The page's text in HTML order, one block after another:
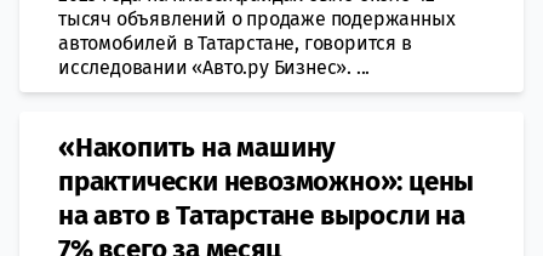
тысяч объявлений о продаже подержанных
автомобилей в Татарстане, говорится в
исследовании «Авто.ру Бизнес». ...
«Накопить на машину
практически невозможно»: цены
на авто в Татарстане выросли на
7% всего за месяц